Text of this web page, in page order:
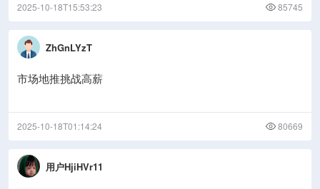
2025-10-18T15:53:23 85745
ZhGnLYzT
市场地推挑战高薪
2025-10-18T01:14:24 80669
用户HjiHVr11